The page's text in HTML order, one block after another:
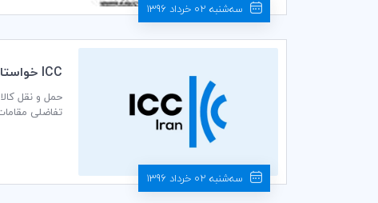
سه‌شنبه 02 خرداد 1396
ICC خواستار دستورالعمل جهاني درباره سيستم كانتينري return-refill شد
حمل و نقل
تفاضلی
سه‌شنبه 02 خرداد 1396